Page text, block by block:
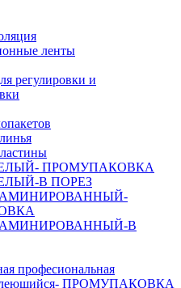
ленты
регулировки и
ПРОМУПАКОВКА
В ПОРЕЗ
В
професиональная
ПРОМУПАКОВКА